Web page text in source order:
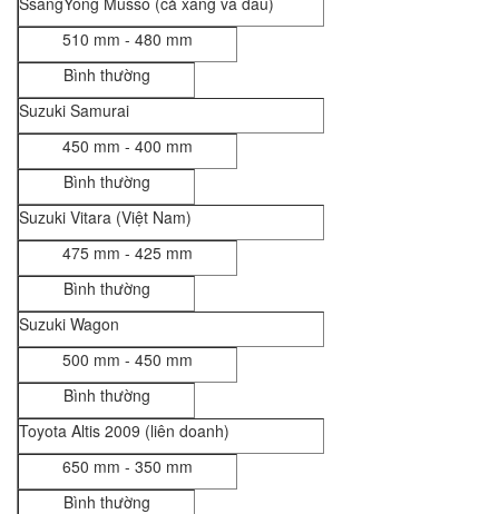
510 mm - 480 mm
Bình thường
Suzuki Samurai
450 mm - 400 mm
Bình thường
Suzuki Vitara (Việt Nam)
475 mm - 425 mm
Bình thường
Suzuki Wagon
500 mm - 450 mm
Bình thường
Toyota Altis 2009 (liên doanh)
650 mm - 350 mm
Bình thường